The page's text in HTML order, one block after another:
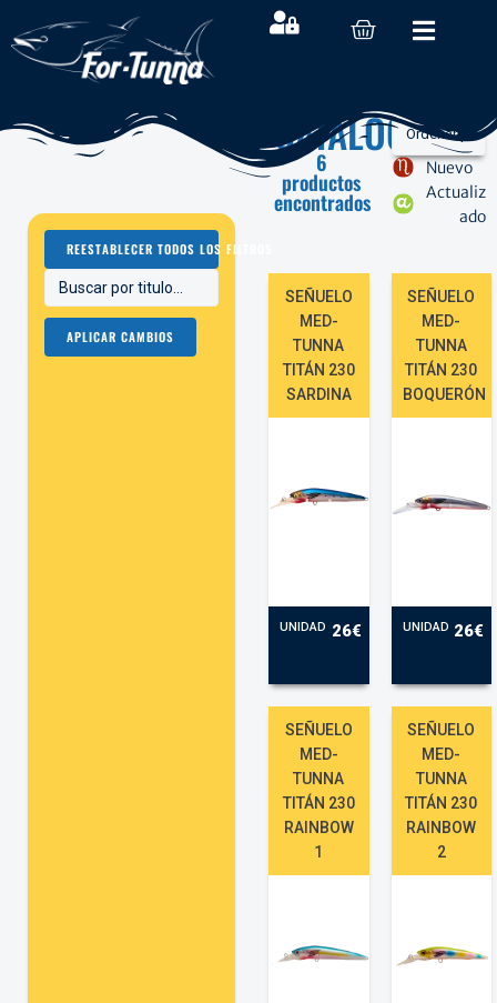
REESTABLECER TODOS LOS FILTROS
APLICAR CAMBIOS
CATALOGO
6
productos
encontrados
Nuevo
Actualiz
ado
SEÑUELO
MED-
TUNNA
TITÁN 230
SARDINA
UNIDAD 26€
SEÑUELO
MED-
TUNNA
TITÁN 230
BOQUERÓN
UNIDAD 26€
SEÑUELO
MED-
TUNNA
TITÁN 230
RAINBOW
1
SEÑUELO
MED-
TUNNA
TITÁN 230
RAINBOW
2